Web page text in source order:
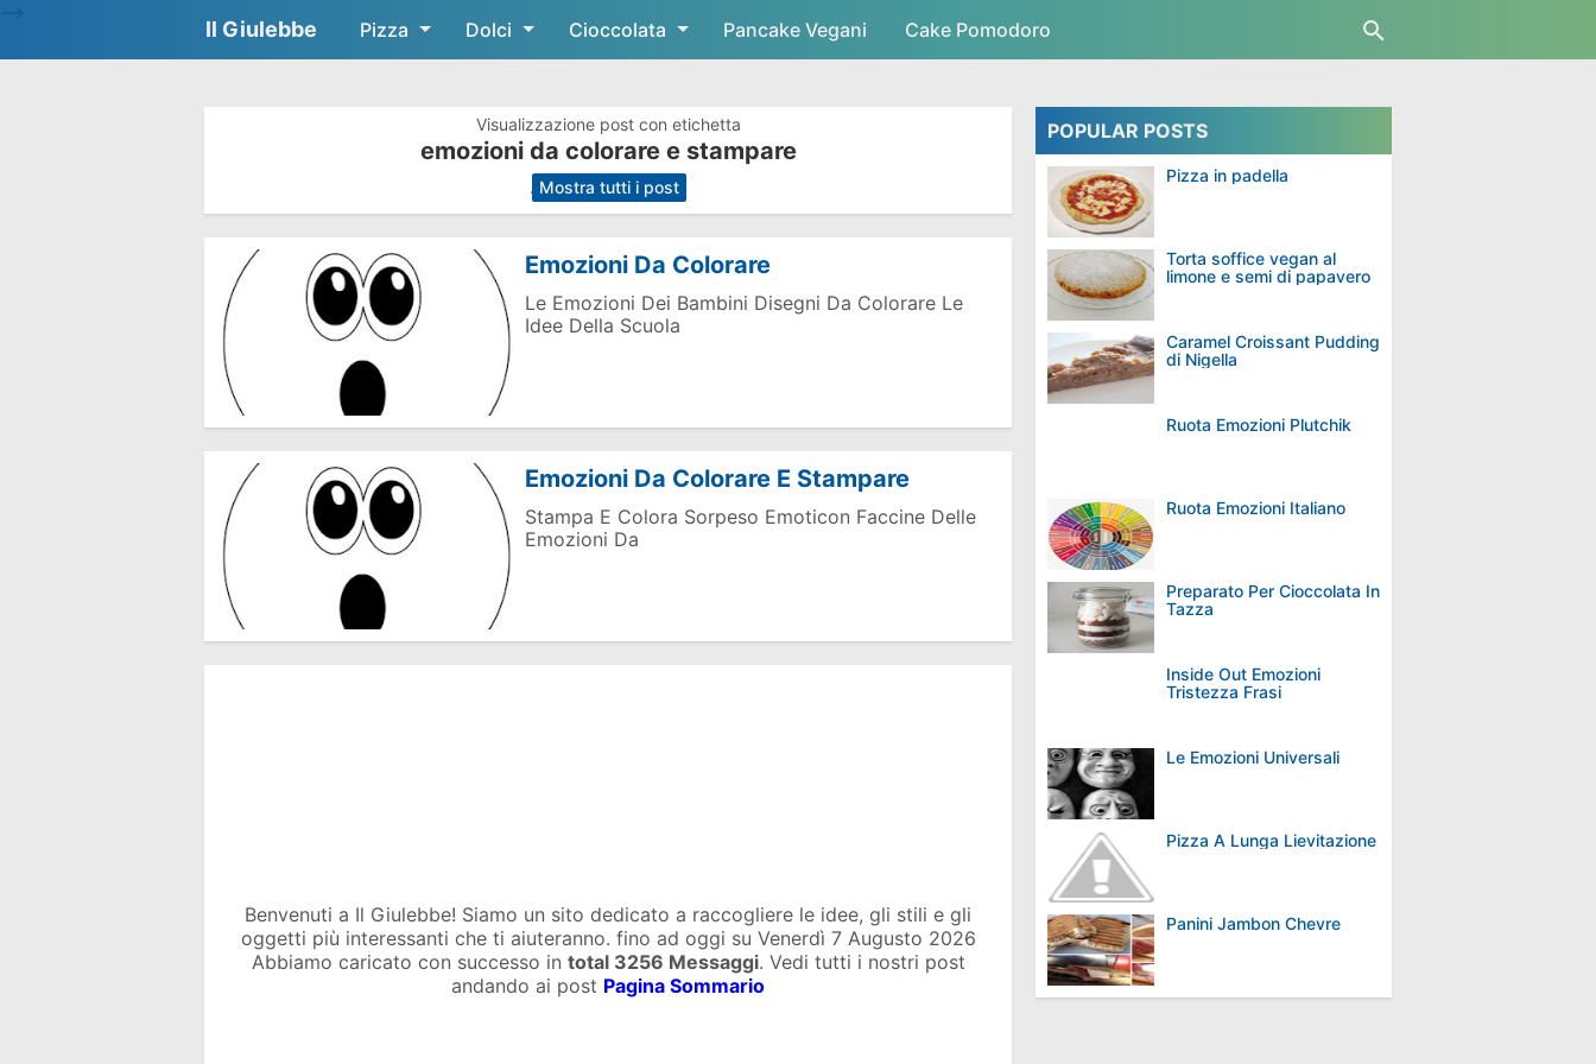
Skip to main content
Il Giulebbe Pizza Dolci Cioccolata Pancake Vegani Cake Pomodoro
Visualizzazione post con etichetta
emozioni da colorare e stampare
. Mostra tutti i post
Emozioni Da Colorare
Le Emozioni Dei Bambini Disegni Da Colorare Le
Idee Della Scuola
Emozioni Da Colorare E Stampare
Stampa E Colora Sorpeso Emoticon Faccine Delle
Emozioni Da
Benvenuti a Il Giulebbe! Siamo un sito dedicato a raccogliere le idee, gli stili e gli
oggetti più interessanti che ti aiuteranno. fino ad oggi su Venerdì 7 Augusto 2026
Abbiamo caricato con successo in total 3256 Messaggi. Vedi tutti i nostri post
andando ai post Pagina Sommario
POPULAR POSTS
Pizza in padella
Torta soffice vegan al
limone e semi di papavero
Caramel Croissant Pudding
di Nigella
Ruota Emozioni Plutchik
Ruota Emozioni Italiano
Preparato Per Cioccolata In
Tazza
Inside Out Emozioni
Tristezza Frasi
Le Emozioni Universali
Pizza A Lunga Lievitazione
Panini Jambon Chevre